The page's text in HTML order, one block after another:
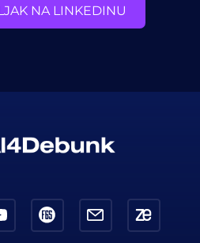
NA LINKEDINU